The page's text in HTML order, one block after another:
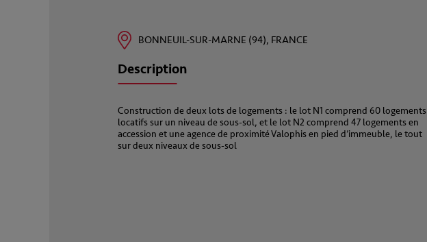
BONNEUIL-SUR-MARNE (94), FRANCE
Description
Construction de deux lots de logements : le lot N1 comprend 60 logements
locatifs sur un niveau de sous-sol, et le lot N2 comprend 47 logements en
accession et une agence de proximité Valophis en pied d’immeuble, le tout
sur deux niveaux de sous-sol